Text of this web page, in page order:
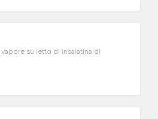
su letto di insalatina di